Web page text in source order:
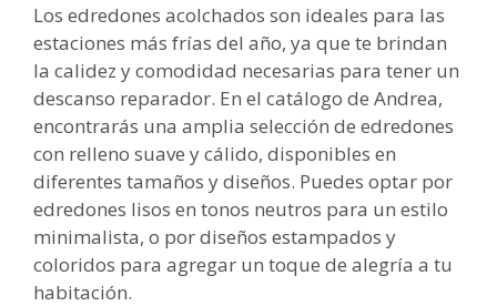
Los edredones acolchados son ideales para las
estaciones más frías del año, ya que te brindan
la calidez y comodidad necesarias para tener un
descanso reparador. En el catálogo de Andrea,
encontrarás una amplia selección de edredones
con relleno suave y cálido, disponibles en
diferentes tamaños y diseños. Puedes optar por
edredones lisos en tonos neutros para un estilo
minimalista, o por diseños estampados y
coloridos para agregar un toque de alegría a tu
habitación.